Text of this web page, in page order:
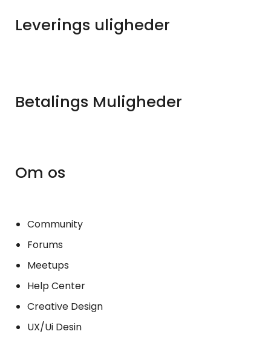
Leverings uligheder
Betalings Muligheder
Om os
Community
Forums
Meetups
Help Center
Creative Design
UX/Ui Desin